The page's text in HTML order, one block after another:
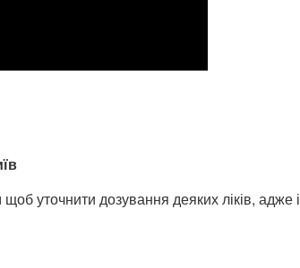
уточнити дозування деяких ліків, адже